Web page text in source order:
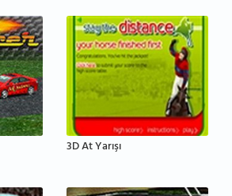
3D At Yarışı